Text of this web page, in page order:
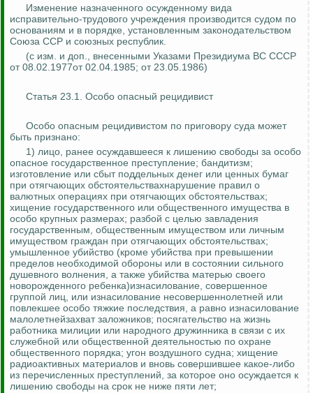
Изменение назначенного осужденному вида
исправительно-трудового учреждения производится судом по
основаниям и в порядке, установленным законодательством
Союза ССР и союзных республик.
(с изм. и доп., внесенными Указами Президиума ВС СССР
от 08.02.1977от 02.04.1985; от 23.05.1986)
Статья 23.1. Особо опасный рецидивист
Особо опасным рецидивистом по приговору суда может
быть признано:
1) лицо, ранее осуждавшееся к лишению свободы за особо
опасное государственное преступление; бандитизм;
изготовление или сбыт поддельных денег или ценных бумаг
при отягчающих обстоятельствахнарушение правил о
валютных операциях при отягчающих обстоятельствах;
хищение государственного или общественного имущества в
особо крупных размерах; разбой с целью завладения
государственным, общественным имуществом или личным
имуществом граждан при отягчающих обстоятельствах;
умышленное убийство (кроме убийства при превышении
пределов необходимой обороны или в состоянии сильного
душевного волнения, а также убийства матерью своего
новорожденного ребенка)изнасилование, совершенное
группой лиц, или изнасилование несовершеннолетней или
повлекшее особо тяжкие последствия, а равно изнасилование
малолетнейзахват заложников; посягательство на жизнь
работника милиции или народного дружинника в связи с их
служебной или общественной деятельностью по охране
общественного порядка; угон воздушного судна; хищение
радиоактивных материалов и вновь совершившее какое-либо
из перечисленных преступлений, за которое оно осуждается к
лишению свободы на срок не ниже пяти лет;